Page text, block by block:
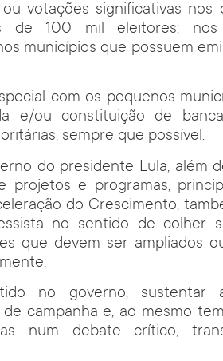
votações significativas nos
de 100 mil eleitores; nos
municípios que possuem
com os pequenos
e/ou constituição de
sempre que possível.
do presidente Lula, além
projetos e programas,
do Crescimento,
no sentido de colher
que devem ser ampliados
no governo, sustentar
campanha e, ao mesmo
num debate crítico,